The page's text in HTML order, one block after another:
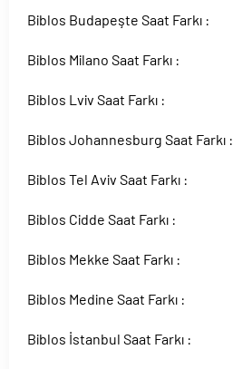
Biblos Budapeşte Saat Farkı :
Biblos Milano Saat Farkı :
Biblos Lviv Saat Farkı :
Biblos Johannesburg Saat Farkı :
Biblos Tel Aviv Saat Farkı :
Biblos Cidde Saat Farkı :
Biblos Mekke Saat Farkı :
Biblos Medine Saat Farkı :
Biblos İstanbul Saat Farkı :